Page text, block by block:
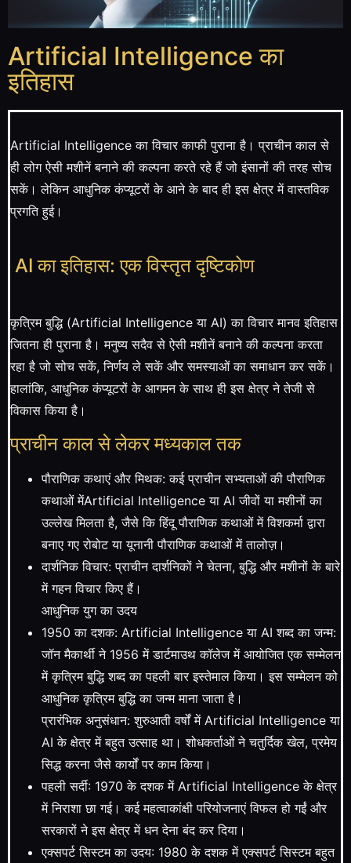
Artificial Intelligence का
इतिहास
Artificial Intelligence का विचार काफी पुराना है। प्राचीन काल से
ही लोग ऐसी मशीनें बनाने की कल्पना करते रहे हैं जो इंसानों की तरह सोच
सकें। लेकिन आधुनिक कंप्यूटरों के आने के बाद ही इस क्षेत्र में वास्तविक
प्रगति हुई।
AI का इतिहास: एक विस्तृत दृष्टिकोण
कृत्रिम बुद्धि (Artificial Intelligence या AI) का विचार मानव इतिहास
जितना ही पुराना है। मनुष्य सदैव से ऐसी मशीनें बनाने की कल्पना करता
रहा है जो सोच सकें, निर्णय ले सकें और समस्याओं का समाधान कर सकें।
हालांकि, आधुनिक कंप्यूटरों के आगमन के साथ ही इस क्षेत्र ने तेजी से
विकास किया है।
प्राचीन काल से लेकर मध्यकाल तक
पौराणिक कथाएं और मिथक: कई प्राचीन सभ्यताओं की पौराणिक
कथाओं मेंArtificial Intelligence या AI जीवों या मशीनों का
उल्लेख मिलता है, जैसे कि हिंदू पौराणिक कथाओं में विशकर्मा द्वारा
बनाए गए रोबोट या यूनानी पौराणिक कथाओं में तालोज़।
दार्शनिक विचार: प्राचीन दार्शनिकों ने चेतना, बुद्धि और मशीनों के बारे
में गहन विचार किए हैं।
आधुनिक युग का उदय
1950 का दशक: Artificial Intelligence या AI शब्द का जन्म:
जॉन मैकार्थी ने 1956 में डार्टमाउथ कॉलेज में आयोजित एक सम्मेलन
में कृत्रिम बुद्धि शब्द का पहली बार इस्तेमाल किया। इस सम्मेलन को
आधुनिक कृत्रिम बुद्धि का जन्म माना जाता है।
प्रारंभिक अनुसंधान: शुरुआती वर्षों में Artificial Intelligence या
AI के क्षेत्र में बहुत उत्साह था। शोधकर्ताओं ने चतुर्दिक खेल, प्रमेय
सिद्ध करना जैसे कार्यों पर काम किया।
पहली सर्दी: 1970 के दशक में Artificial Intelligence के क्षेत्र
में निराशा छा गई। कई महत्वाकांक्षी परियोजनाएं विफल हो गईं और
सरकारों ने इस क्षेत्र में धन देना बंद कर दिया।
एक्सपर्ट सिस्टम का उदय: 1980 के दशक में एक्सपर्ट सिस्टम बहुत